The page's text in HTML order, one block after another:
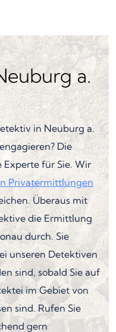
a.
in Neuburg a.
Die
Experte für Sie. Wir
Privatermittlungen
Überaus mit
die Ermittlung
durch. Sie
unseren Detektiven
sind, sobald Sie auf
im Gebiet von
sind. Rufen Sie
gern